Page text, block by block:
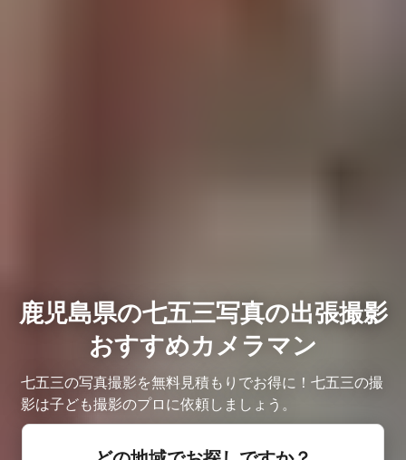
鹿児島県の七五三写真の出張撮影
おすすめカメラマン
七五三の写真撮影を無料見積もりでお得に！七五三の撮
影は子ども撮影のプロに依頼しましょう。